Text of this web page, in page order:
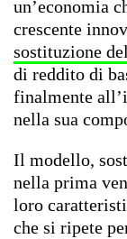
un’economia
crescente
sostituzione
di reddito di
finalmente
nella sua
Il modello,
nella prima
loro
che si ripete